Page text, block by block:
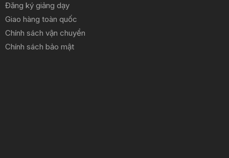
Đăng ký giảng dạy
Giao hàng toàn quốc
Chính sách vận chuyển
Chính sách bảo mật